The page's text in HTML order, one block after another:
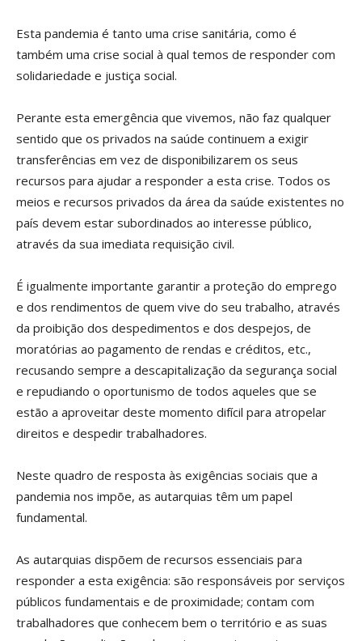
Esta pandemia é tanto uma crise sanitária, como é
também uma crise social à qual temos de responder com
solidariedade e justiça social.
Perante esta emergência que vivemos, não faz qualquer
sentido que os privados na saúde continuem a exigir
transferências em vez de disponibilizarem os seus
recursos para ajudar a responder a esta crise. Todos os
meios e recursos privados da área da saúde existentes no
país devem estar subordinados ao interesse público,
através da sua imediata requisição civil.
É igualmente importante garantir a proteção do emprego
e dos rendimentos de quem vive do seu trabalho, através
da proibição dos despedimentos e dos despejos, de
moratórias ao pagamento de rendas e créditos, etc.,
recusando sempre a descapitalização da segurança social
e repudiando o oportunismo de todos aqueles que se
estão a aproveitar deste momento difícil para atropelar
direitos e despedir trabalhadores.
Neste quadro de resposta às exigências sociais que a
pandemia nos impõe, as autarquias têm um papel
fundamental.
As autarquias dispõem de recursos essenciais para
responder a esta exigência: são responsáveis por serviços
públicos fundamentais e de proximidade; contam com
trabalhadores que conhecem bem o território e as suas